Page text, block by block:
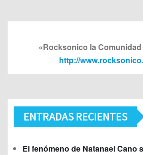
«Rocksonico la
http://
ENTRADAS RECIENTES
El fenómeno de Natanael Cano